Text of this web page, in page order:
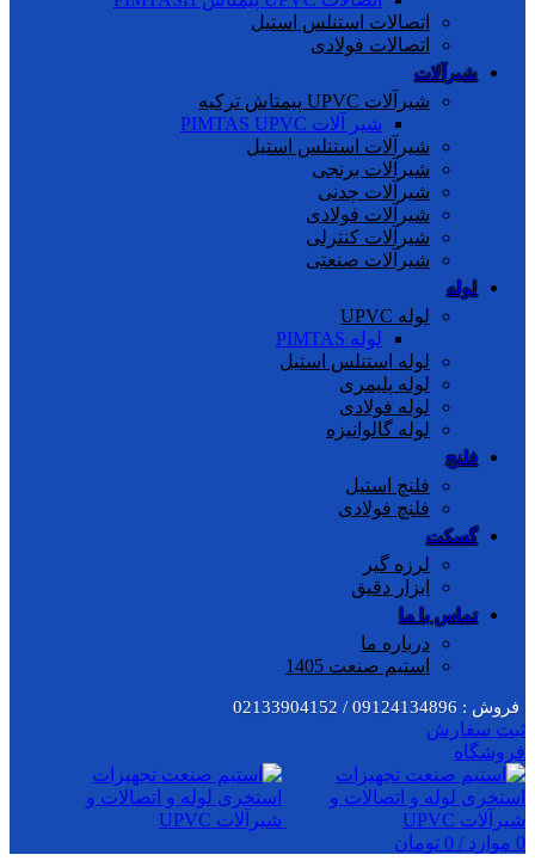
اتصالات استنلس استیل
اتصالات فولادی
شیرآلات
شیرآلات UPVC پیمتاش ترکیه
شیر آلات PIMTAS UPVC
شیرآلات استنلس استیل
شیرآلات برنجی
شیرآلات چدنی
شیرآلات فولادی
شیرآلات کنترلی
شیرآلات صنعتی
لوله
لوله UPVC
لوله PIMTAS
لوله استنلس استیل
لوله پلیمری
لوله فولادی
لوله گالوانیزه
فلنج
فلنچ استیل
فلنچ فولادی
گسکت
لرزه گیر
ابزار دقیق
تماس با ما
درباره ما
استیم صنعت 1405
فروش : 09124134896 / 02133904152
ثبت سفارش
فروشگاه
0 موارد /
0 تومان